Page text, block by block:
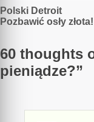
Nawigacja
wpisu
Polski Detroit
Pozbawić osły złota!
60 thoughts
pieniądze?”